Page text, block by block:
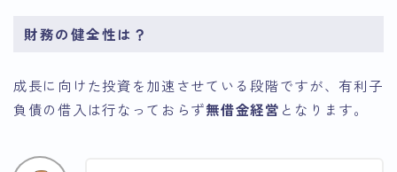
財務の健全性は？
成長に向けた投資を加速させている段階ですが、有利子
負債の借入は行なっておらず無借金経営 となります。